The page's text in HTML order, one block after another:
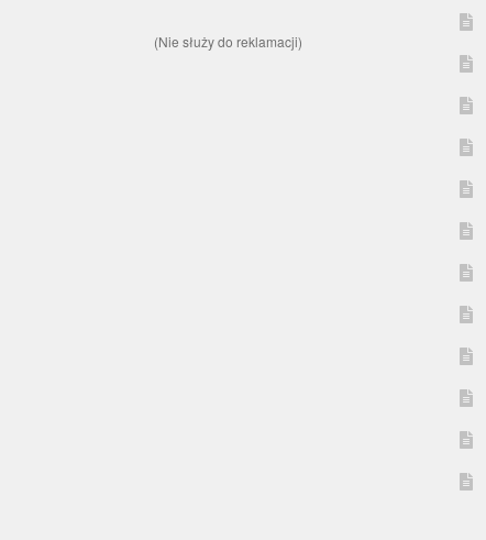
(Nie służy do reklamacji)